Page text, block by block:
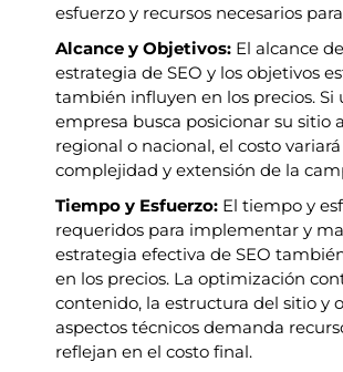
esfuerzo y recursos necesarios
Alcance y Objetivos: El alcance
estrategia de SEO y los objetivos
también influyen en los precios. Si
empresa busca posicionar su sitio
regional o nacional, el costo
complejidad y extensión de la
Tiempo y Esfuerzo: El tiempo y
requeridos para implementar y
estrategia efectiva de SEO
en los precios. La optimización
contenido, la estructura del sitio y
aspectos técnicos demanda
reflejan en el costo final.